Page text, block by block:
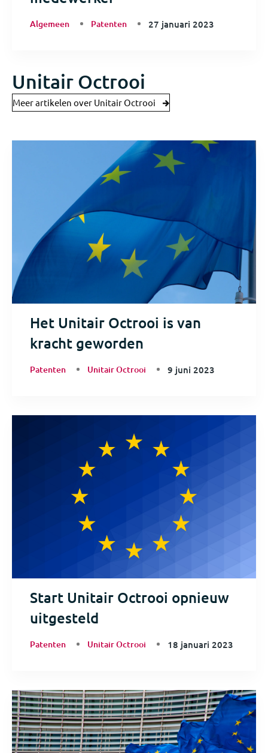
Algemeen Patenten 27 januari 2023
Unitair Octrooi
Meer artikelen over Unitair Octrooi
Het Unitair Octrooi is van
kracht geworden
Patenten Unitair Octrooi 9 juni 2023
Start Unitair Octrooi opnieuw
uitgesteld
Patenten Unitair Octrooi 18 januari 2023